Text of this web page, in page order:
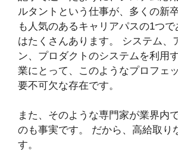
ルタントという仕事が、多くの新
も人気のあるキャリアパスの1つ
はたくさんあります。 システム、
ン、プロダクトのシステムを利用
業にとって、このようなプロフェ
要不可欠な存在です。
また、そのような専門家が業界内
のも事実です。 だから、高給取り
す。